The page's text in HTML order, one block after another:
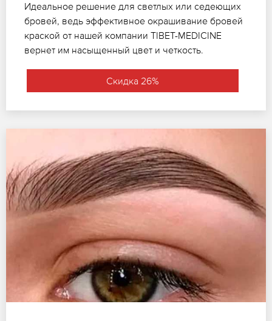
Идеальное решение для светлых или седеющих
бровей, ведь эффективное окрашивание бровей
краской от нашей компании TIBET-MEDICINE
вернет им насыщенный цвет и четкость.
Скидка 26%